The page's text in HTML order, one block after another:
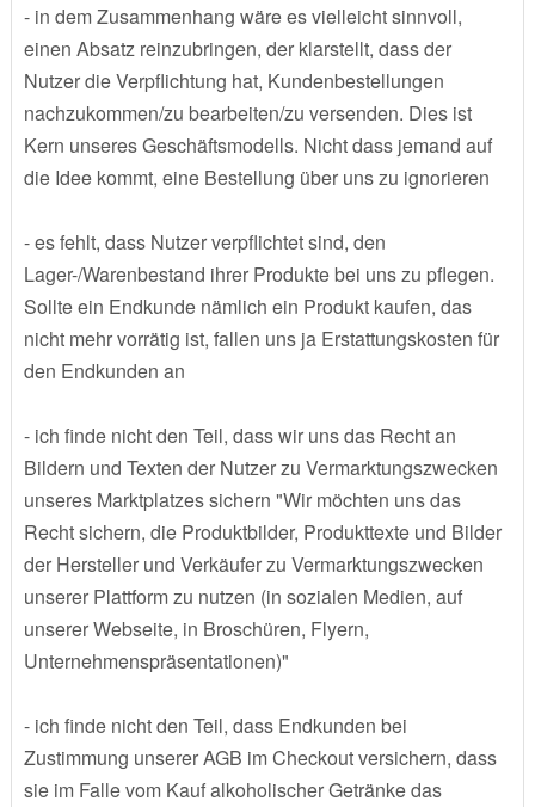
- in dem Zusammenhang wäre es vielleicht sinnvoll,
einen Absatz reinzubringen, der klarstellt, dass der
Nutzer die Verpflichtung hat, Kundenbestellungen
nachzukommen/zu bearbeiten/zu versenden. Dies ist
Kern unseres Geschäftsmodells. Nicht dass jemand auf
die Idee kommt, eine Bestellung über uns zu ignorieren
- es fehlt, dass Nutzer verpflichtet sind, den
Lager-/Warenbestand ihrer Produkte bei uns zu pflegen.
Sollte ein Endkunde nämlich ein Produkt kaufen, das
nicht mehr vorrätig ist, fallen uns ja Erstattungskosten für
den Endkunden an
- ich finde nicht den Teil, dass wir uns das Recht an
Bildern und Texten der Nutzer zu Vermarktungszwecken
unseres Marktplatzes sichern "Wir möchten uns das
Recht sichern, die Produktbilder, Produkttexte und Bilder
der Hersteller und Verkäufer zu Vermarktungszwecken
unserer Plattform zu nutzen (in sozialen Medien, auf
unserer Webseite, in Broschüren, Flyern,
Unternehmenspräsentationen)"
- ich finde nicht den Teil, dass Endkunden bei
Zustimmung unserer AGB im Checkout versichern, dass
sie im Falle vom Kauf alkoholischer Getränke das